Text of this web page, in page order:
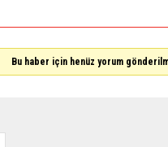
Bu haber için henüz yorum